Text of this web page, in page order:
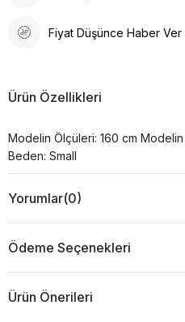
Fiyat Düşünce Haber Ver
Ürün Özellikleri
Modelin Ölçüleri: 160 cm
Beden: Small
Yorumlar(0)
Ödeme Seçenekleri
Ürün Önerileri